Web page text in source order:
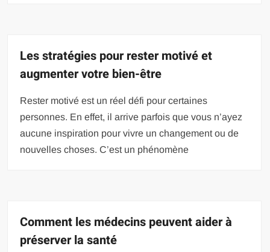
Les stratégies pour rester motivé et
augmenter votre bien-être
Rester motivé est un réel défi pour certaines
personnes. En effet, il arrive parfois que vous n’ayez
aucune inspiration pour vivre un changement ou de
nouvelles choses. C’est un phénomène
Comment les médecins peuvent aider à
préserver la santé